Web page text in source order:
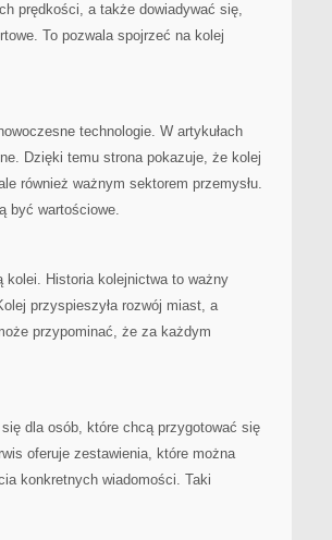
prędkości, a także dowiadywać się,
To pozwala spojrzeć na kolej
technologie. W artykułach
Dzięki temu strona pokazuje, że kolej
również ważnym sektorem przemysłu.
być wartościowe.
kolei. Historia kolejnictwa to ważny
przyspieszyła rozwój miast, a
przypominać, że za każdym
dla osób, które chcą przygotować się
oferuje zestawienia, które można
konkretnych wiadomości. Taki